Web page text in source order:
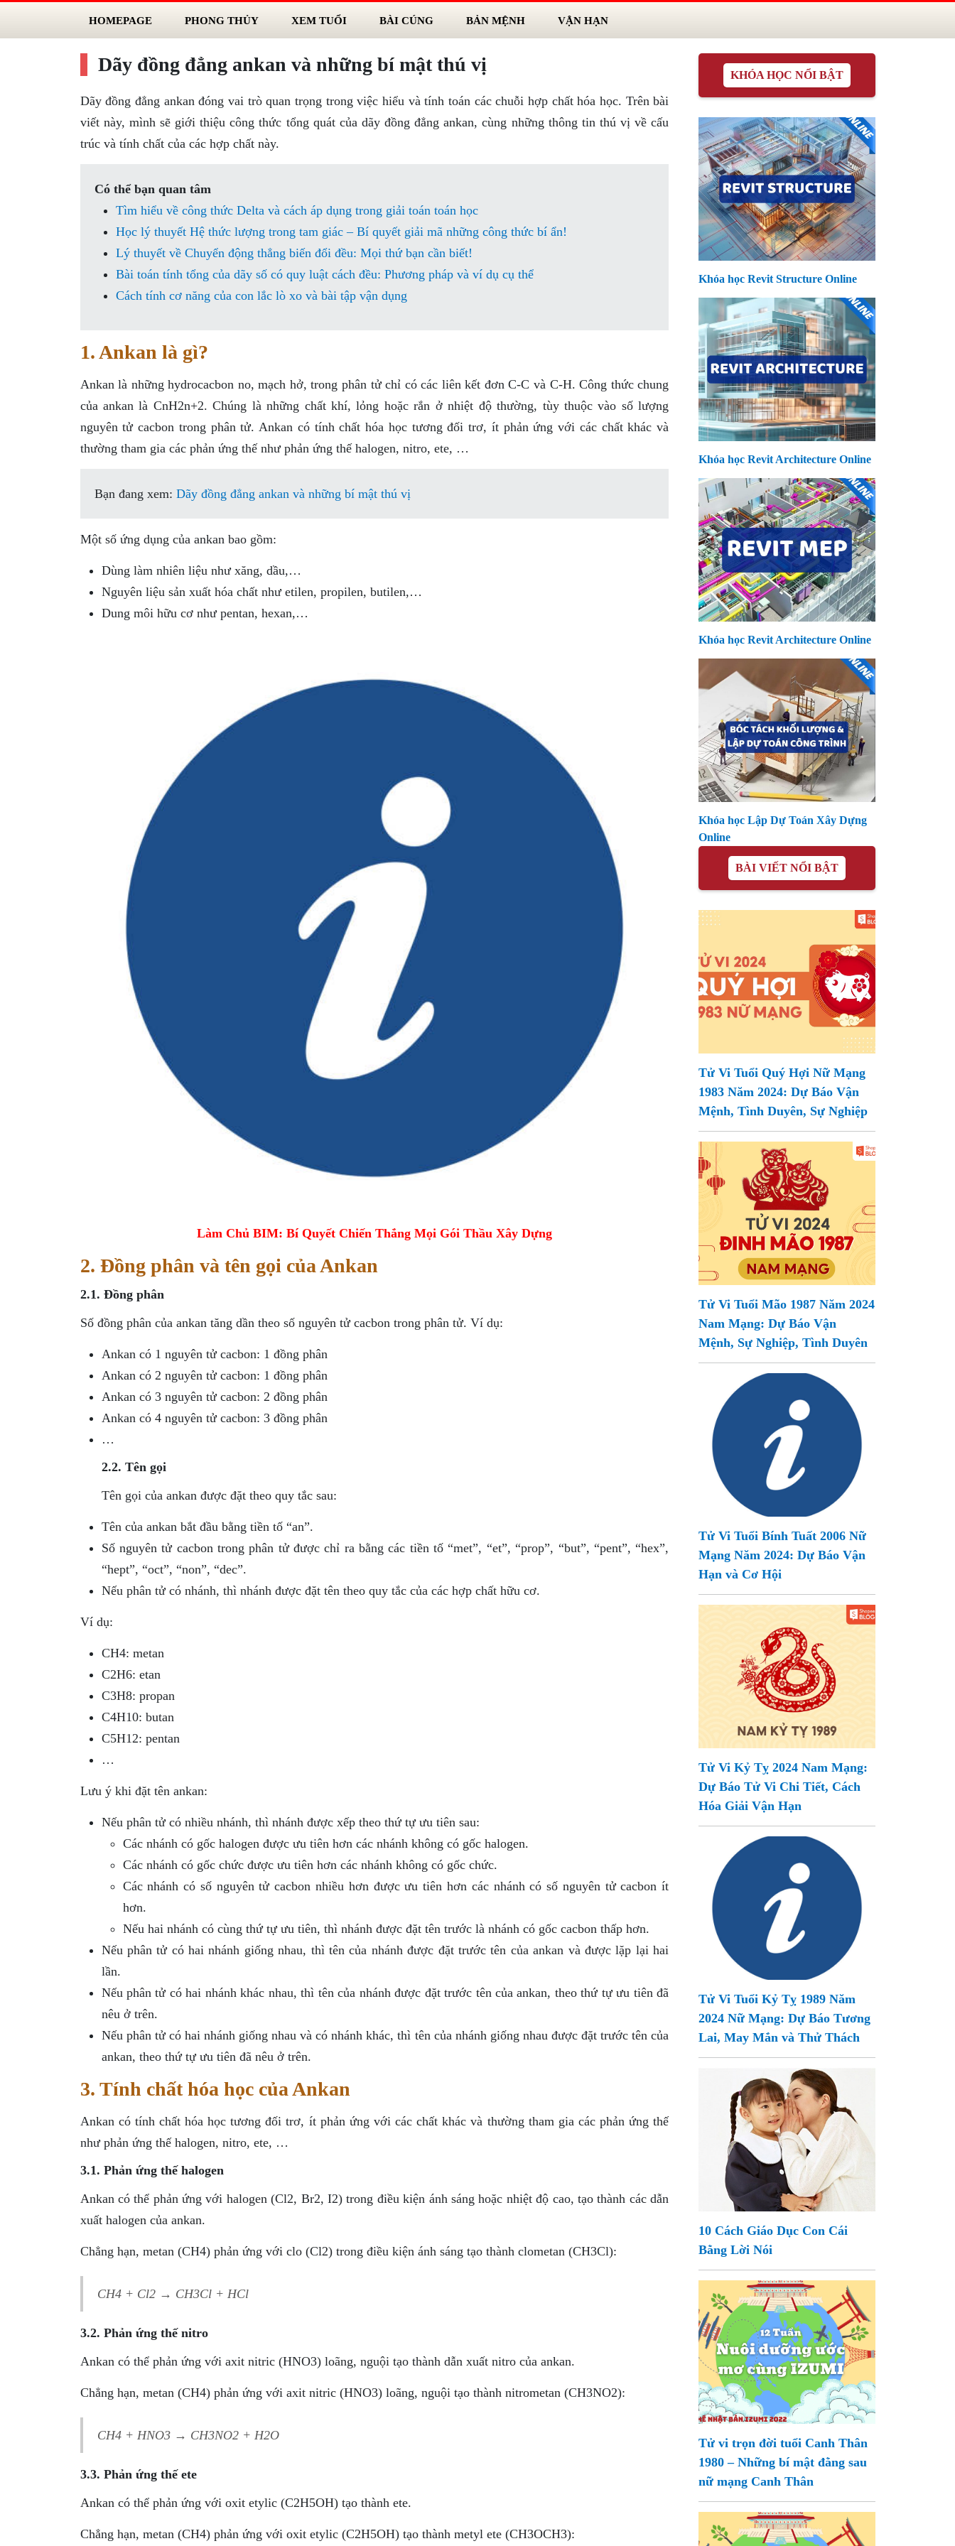
HOMEPAGE PHONG THỦY XEM TUỔI BÀI CÚNG BẢN MỆNH VẬN HẠN
Dãy đồng đẳng ankan và những bí mật thú vị
Dãy đồng đẳng ankan đóng vai trò quan trọng trong việc hiểu và tính toán các chuỗi hợp chất hóa học. Trên bài
viết này, mình sẽ giới thiệu công thức tổng quát của dãy đồng đẳng ankan, cùng những thông tin thú vị về cấu
trúc và tính chất của các hợp chất này.
Có thể bạn quan tâm
Tìm hiểu về công thức Delta và cách áp dụng trong giải toán toán học
Học lý thuyết Hệ thức lượng trong tam giác – Bí quyết giải mã những công thức bí ẩn!
Lý thuyết về Chuyển động thẳng biến đổi đều: Mọi thứ bạn cần biết!
Bài toán tính tổng của dãy số có quy luật cách đều: Phương pháp và ví dụ cụ thể
Cách tính cơ năng của con lắc lò xo và bài tập vận dụng
1. Ankan là gì?
Ankan là những hydrocacbon no, mạch hở, trong phân tử chỉ có các liên kết đơn C-C và C-H. Công thức chung
của ankan là CnH2n+2. Chúng là những chất khí, lỏng hoặc rắn ở nhiệt độ thường, tùy thuộc vào số lượng
nguyên tử cacbon trong phân tử. Ankan có tính chất hóa học tương đối trơ, ít phản ứng với các chất khác và
thường tham gia các phản ứng thế như phản ứng thế halogen, nitro, ete, …
Bạn đang xem: Dãy đồng đẳng ankan và những bí mật thú vị
Một số ứng dụng của ankan bao gồm:
Dùng làm nhiên liệu như xăng, dầu,…
Nguyên liệu sản xuất hóa chất như etilen, propilen, butilen,…
Dung môi hữu cơ như pentan, hexan,…
Làm Chủ BIM: Bí Quyết Chiến Thắng Mọi Gói Thầu Xây Dựng
2. Đồng phân và tên gọi của Ankan
2.1. Đồng phân
Số đồng phân của ankan tăng dần theo số nguyên tử cacbon trong phân tử. Ví dụ:
Ankan có 1 nguyên tử cacbon: 1 đồng phân
Ankan có 2 nguyên tử cacbon: 1 đồng phân
Ankan có 3 nguyên tử cacbon: 2 đồng phân
Ankan có 4 nguyên tử cacbon: 3 đồng phân
…
2.2. Tên gọi
Tên gọi của ankan được đặt theo quy tắc sau:
Tên của ankan bắt đầu bằng tiền tố “an”.
Số nguyên tử cacbon trong phân tử được chỉ ra bằng các tiền tố “met”, “et”, “prop”, “but”, “pent”, “hex”,
“hept”, “oct”, “non”, “dec”.
Nếu phân tử có nhánh, thì nhánh được đặt tên theo quy tắc của các hợp chất hữu cơ.
Ví dụ:
CH4: metan
C2H6: etan
C3H8: propan
C4H10: butan
C5H12: pentan
…
Lưu ý khi đặt tên ankan:
Nếu phân tử có nhiều nhánh, thì nhánh được xếp theo thứ tự ưu tiên sau:
Các nhánh có gốc halogen được ưu tiên hơn các nhánh không có gốc halogen.
Các nhánh có gốc chức được ưu tiên hơn các nhánh không có gốc chức.
Các nhánh có số nguyên tử cacbon nhiều hơn được ưu tiên hơn các nhánh có số nguyên tử cacbon ít
hơn.
Nếu hai nhánh có cùng thứ tự ưu tiên, thì nhánh được đặt tên trước là nhánh có gốc cacbon thấp hơn.
Nếu phân tử có hai nhánh giống nhau, thì tên của nhánh được đặt trước tên của ankan và được lặp lại hai
lần.
Nếu phân tử có hai nhánh khác nhau, thì tên của nhánh được đặt trước tên của ankan, theo thứ tự ưu tiên đã
nêu ở trên.
Nếu phân tử có hai nhánh giống nhau và có nhánh khác, thì tên của nhánh giống nhau được đặt trước tên của
ankan, theo thứ tự ưu tiên đã nêu ở trên.
3. Tính chất hóa học của Ankan
Ankan có tính chất hóa học tương đối trơ, ít phản ứng với các chất khác và thường tham gia các phản ứng thế
như phản ứng thế halogen, nitro, ete, …
3.1. Phản ứng thế halogen
Ankan có thể phản ứng với halogen (Cl2, Br2, I2) trong điều kiện ánh sáng hoặc nhiệt độ cao, tạo thành các dẫn
xuất halogen của ankan.
Chẳng hạn, metan (CH4) phản ứng với clo (Cl2) trong điều kiện ánh sáng tạo thành clometan (CH3Cl):
CH4 + Cl2 → CH3Cl + HCl
3.2. Phản ứng thế nitro
Ankan có thể phản ứng với axit nitric (HNO3) loãng, nguội tạo thành dẫn xuất nitro của ankan.
Chẳng hạn, metan (CH4) phản ứng với axit nitric (HNO3) loãng, nguội tạo thành nitrometan (CH3NO2):
CH4 + HNO3 → CH3NO2 + H2O
3.3. Phản ứng thế ete
Ankan có thể phản ứng với oxit etylic (C2H5OH) tạo thành ete.
Chẳng hạn, metan (CH4) phản ứng với oxit etylic (C2H5OH) tạo thành metyl ete (CH3OCH3):
KHÓA HỌC NỔI BẬT
Khóa học Revit Structure Online
Khóa học Revit Architecture Online
Khóa học Revit Architecture Online
Khóa học Lập Dự Toán Xây Dựng
Online
BÀI VIẾT NỔI BẬT
Tử Vi Tuổi Quý Hợi Nữ Mạng
1983 Năm 2024: Dự Báo Vận
Mệnh, Tình Duyên, Sự Nghiệp
Tử Vi Tuổi Mão 1987 Năm 2024
Nam Mạng: Dự Báo Vận
Mệnh, Sự Nghiệp, Tình Duyên
Tử Vi Tuổi Bính Tuất 2006 Nữ
Mạng Năm 2024: Dự Báo Vận
Hạn và Cơ Hội
Tử Vi Kỷ Tỵ 2024 Nam Mạng:
Dự Báo Tử Vi Chi Tiết, Cách
Hóa Giải Vận Hạn
Tử Vi Tuổi Kỷ Tỵ 1989 Năm
2024 Nữ Mạng: Dự Báo Tương
Lai, May Mắn và Thử Thách
10 Cách Giáo Dục Con Cái
Bằng Lời Nói
Tử vi trọn đời tuổi Canh Thân
1980 – Những bí mật đằng sau
nữ mạng Canh Thân